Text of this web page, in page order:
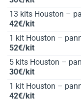
13 kits Houston –
42€/kit
1 kit Houston –
52€/kit
5 kits Houston –
30€/kit
1 kit Houston –
42€/kit